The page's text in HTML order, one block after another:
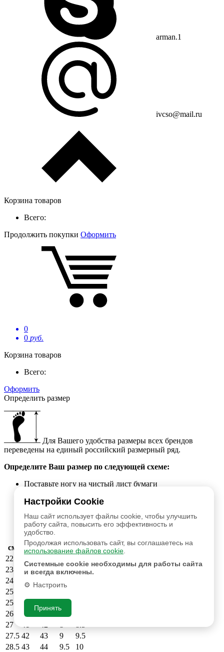
Настройки Cookie
Наш сайт использует файлы cookie, чтобы улучшить
работу сайта, повысить его эффективность и
удобство.
Продолжая использовать сайт, вы соглашаетесь на
использование файлов cookie
Системные cookie необходимы для работы сайта
и всегда включены.
Настроить
Принять
arman.1
ivcso@mail.ru
Корзина товаров
Всего:
Продолжить покупки Оформить
0
0 руб.
Корзина товаров
Всего:
Оформить
Определить размер
Для Вашего удобства размеры всех брендов
переведены на единый российский размерный ряд.
Определите Ваш размер по следующей схеме:
Поставьте ногу на чистый лист бумаги
Измерьте расстояние между самыми удаленными
Найдите соответствующий размер в таблице ниже
Полнота нашей колодки состовляет 6.6-7.0
см RUS EUR UK US
22.5
23.5
36 X X
X
24
37
25
25.5
39
26.5
40 41
27
41 42 8
8.5
27.5 42 43 9
9.5
28.5 43 44 9.5 10